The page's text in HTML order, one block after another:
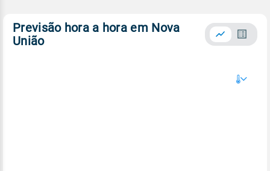
Previsão hora a hora em Nova
União